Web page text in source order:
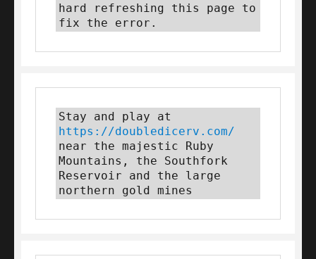
hard refreshing this page to
fix the error.
https://doubledicerv.com/
near the majestic Ruby
Mountains, the Southfork
Reservoir and the large
northern gold mines